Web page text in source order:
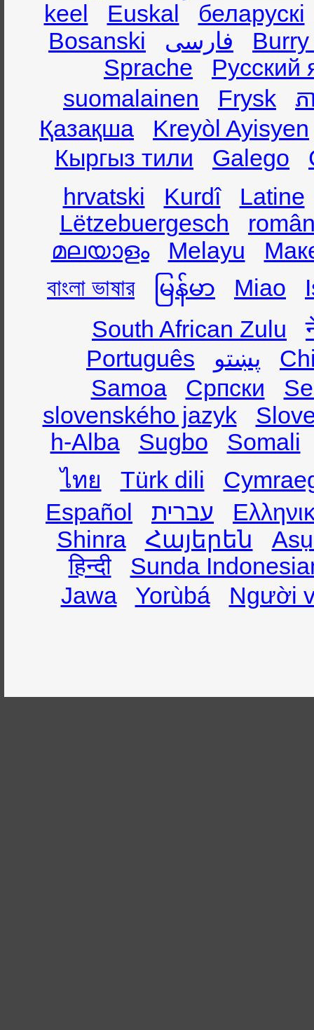
keel
Euskal
беларускі
Bosanski
فارسی
Sprache
Русский
suomalainen
Frysk
ភ
Қазақша
Kreyòl Ayisyen
Кыргыз тили
Galego
hrvatski
Kurdî
Latine
Lëtzebuergesch
മലയാളം
Melayu
বাংলা ভাষার
မြန်မာ Miao
South African Zulu
Português
پښتو
Samoa
Српски
slovenského jazyk
h-Alba
Sugbo
Somali
ไทย
Türk dili
Español
עברית
Shinra
Հայերեն
हिन्दी
Sunda
Jawa
Yorùbá Người